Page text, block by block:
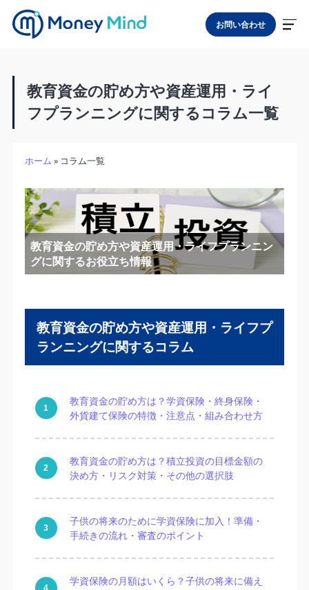
お問い合わせ
教育資金の貯め方や資産運用・ライ
フプランニングに関するコラム一覧
ホーム » コラム一覧
教育資金の貯め方や資産運用・ライフプランニン
グに関するお役立ち情報
教育資金の貯め方や資産運用・ライフプ
ランニングに関するコラム
教育資金の貯め方は？学資保険・終身保険・
外貨建て保険の特徴・注意点・組み合わせ方
教育資金の貯め方は？積立投資の目標金額の
決め方・リスク対策・その他の選択肢
子供の将来のために学資保険に加入！準備・
手続きの流れ・審査のポイント
学資保険の月額はいくら？子供の将来に備え